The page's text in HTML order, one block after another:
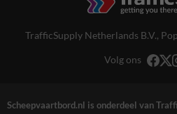
TrafficSupply Netherlands B.V.,
Volg ons
Scheepvaartbord.nl is onderdeel van